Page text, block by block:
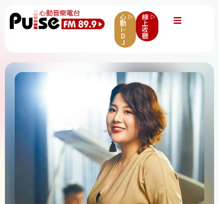
心
動
i-
D
J
線
上
收
聽